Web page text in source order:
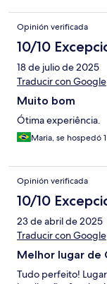
Opinión verificada
10/10
18 de julio de 2025
Traducir con Google
Muito bom
Ótima experiência.
Maria, se hospedó
Opinión verificada
10/10
23 de abril de 2025
Traducir con Google
Melhor lugar de
Tudo perfeito!